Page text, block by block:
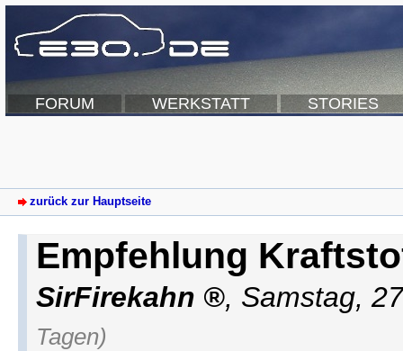
FORUM WERKSTATT STORIES
zurück zur Hauptseite
Empfehlung
SirFirekahn , Samstag,
Tagen)